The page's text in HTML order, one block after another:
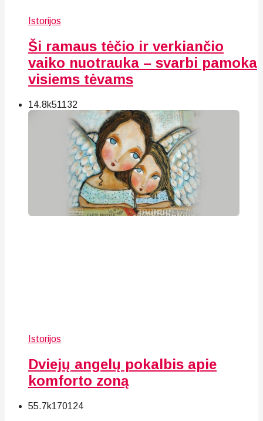
Istorijos
Ši ramaus tėčio ir verkiančio
vaiko nuotrauka – svarbi pamoka
visiems tėvams
14.8k51 132
Istorijos
Dviejų angelų pokalbis apie
komforto zoną
55.7k170124